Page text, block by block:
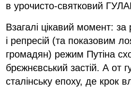
в урочисто-святковий
Взагалі цікавий момент:
і репресій (та показовим
громадян) режим Путіна
брєжнєвський застій. А от
сталінську епоху, де крок